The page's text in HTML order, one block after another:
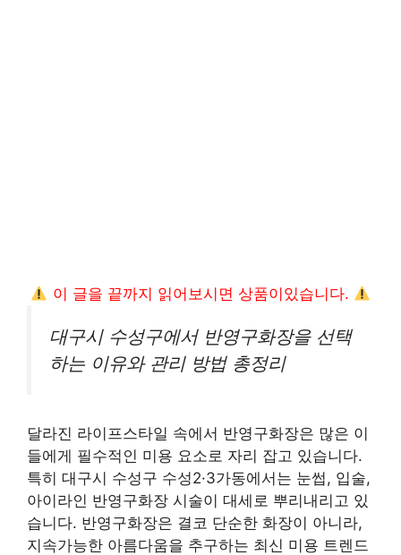
이 글을 끝까지 읽어보시면 상품이있습니다.
대구시 수성구에서 반영구화장을 선택
하는 이유와 관리 방법 총정리
달라진 라이프스타일 속에서 반영구화장은 많은 이
들에게 필수적인 미용 요소로 자리 잡고 있습니다.
특히 대구시 수성구 수성2·3가동에서는 눈썹, 입술,
아이라인 반영구화장 시술이 대세로 뿌리내리고 있
습니다. 반영구화장은 결코 단순한 화장이 아니라,
지속가능한 아름다움을 추구하는 최신 미용 트렌드